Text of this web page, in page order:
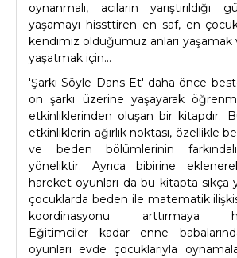
oynanmalı, acıların yarıştırıldığı
yaşamayı hissttiren en saf, en
kendimiz olduğumuz anları yaşamak
yaşatmak için...
'Şarkı Söyle Dans Et' daha önce
on şarkı üzerine yaşayarak
etkinliklerinden oluşan bir kitapdır.
etkinliklerin ağırlık noktası, özellikle
ve beden bölümlerinin
yöneliktir. Ayrıca bibirine
hareket oyunları da bu kitapta sıkça
çocuklarda beden ile matematik
koordinasyonu arttırmaya
Eğitimciler kadar enne
oyunları evde çocuklarıyla